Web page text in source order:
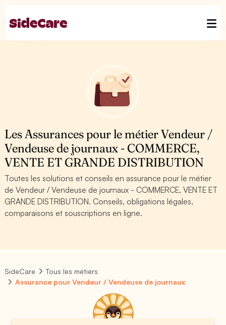
Les Assurances pour le métier Vendeur /
Vendeuse de journaux - COMMERCE,
VENTE ET GRANDE DISTRIBUTION
Toutes les solutions et conseils en assurance pour le métier
de Vendeur / Vendeuse de journaux - COMMERCE, VENTE ET
GRANDE DISTRIBUTION. Conseils, obligations légales,
comparaisons et souscriptions en ligne.
SideCare
Tous les métiers
Assurance pour Vendeur / Vendeuse de journaux